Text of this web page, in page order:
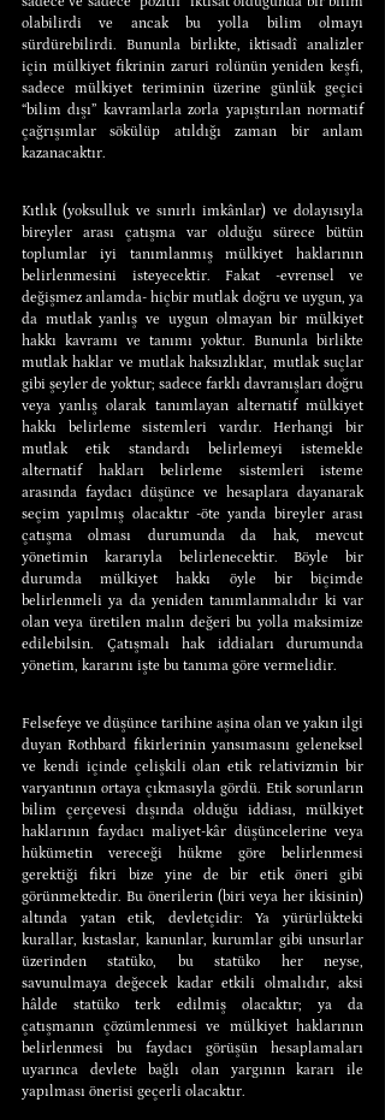
olabilirdi ve ancak bu yolla bilim olmayı
sürdürebilirdi. Bununla birlikte, iktisadî analizler
için mülkiyet fikrinin zaruri rolünün yeniden keşfi,
sadece mülkiyet teriminin üzerine günlük geçici
“bilim dışı” kavramlarla zorla yapıştırılan normatif
çağrışımlar sökülüp atıldığı zaman bir anlam
kazanacaktır.
Kıtlık (yoksulluk ve sınırlı imkânlar) ve dolayısıyla
bireyler arası çatışma var olduğu sürece bütün
toplumlar iyi tanımlanmış mülkiyet haklarının
belirlenmesini isteyecektir. Fakat -evrensel ve
değişmez anlamda- hiçbir mutlak doğru ve uygun, ya
da mutlak yanlış ve uygun olmayan bir mülkiyet
hakkı kavramı ve tanımı yoktur. Bununla birlikte
mutlak haklar ve mutlak haksızlıklar, mutlak suçlar
gibi şeyler de yoktur; sadece farklı davranışları doğru
veya yanlış olarak tanımlayan alternatif mülkiyet
hakkı belirleme sistemleri vardır. Herhangi bir
mutlak etik standardı belirlemeyi istemekle
alternatif hakları belirleme sistemleri isteme
arasında faydacı düşünce ve hesaplara dayanarak
seçim yapılmış olacaktır -öte yanda bireyler arası
çatışma olması durumunda da hak, mevcut
yönetimin kararıyla belirlenecektir. Böyle bir
durumda mülkiyet hakkı öyle bir biçimde
belirlenmeli ya da yeniden tanımlanmalıdır ki var
olan veya üretilen malın değeri bu yolla maksimize
edilebilsin. Çatışmalı hak iddiaları durumunda
yönetim, kararını işte bu tanıma göre vermelidir.
Felsefeye ve düşünce tarihine aşina olan ve yakın ilgi
duyan Rothbard fikirlerinin yansımasını geleneksel
ve kendi içinde çelişkili olan etik relativizmin bir
varyantının ortaya çıkmasıyla gördü. Etik sorunların
bilim çerçevesi dışında olduğu iddiası, mülkiyet
haklarının faydacı maliyet-kâr düşüncelerine veya
hükümetin vereceği hükme göre belirlenmesi
gerektiği fikri bize yine de bir etik öneri gibi
görünmektedir. Bu önerilerin (biri veya her ikisinin)
altında yatan etik, devletçidir: Ya yürürlükteki
kurallar, kıstaslar, kanunlar, kurumlar gibi unsurlar
üzerinden statüko, bu statüko her neyse,
savunulmaya değecek kadar etkili olmalıdır, aksi
hâlde statüko terk edilmiş olacaktır; ya da
çatışmanın çözümlenmesi ve mülkiyet haklarının
belirlenmesi bu faydacı görüşün hesaplamaları
uyarınca devlete bağlı olan yargının kararı ile
yapılması önerisi geçerli olacaktır.